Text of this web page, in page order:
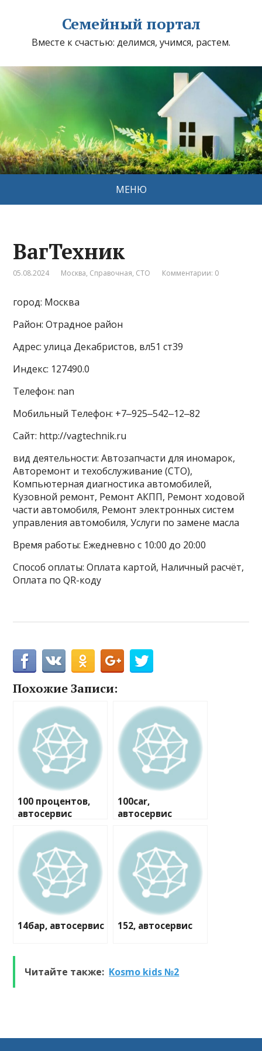
Семейный портал
Вместе к счастью: делимся, учимся, растем.
МЕНЮ
ВагТехник
05.08.2024 Москва, Справочная, СТО Комментарии: 0
город: Москва
Район: Отрадное район
Адрес: улица Декабристов, вл51 ст39
Индекс: 127490.0
Телефон: nan
Мобильный Телефон: +7‒925‒542‒12‒82
Сайт: http://vagtechnik.ru
вид деятельности: Автозапчасти для иномарок,
Авторемонт и техобслуживание (СТО),
Компьютерная диагностика автомобилей,
Кузовной ремонт, Ремонт АКПП, Ремонт ходовой
части автомобиля, Ремонт электронных систем
управления автомобиля, Услуги по замене масла
Время работы: Ежедневно с 10:00 до 20:00
Способ оплаты: Оплата картой, Наличный расчёт,
Оплата по QR-коду
Похожие Записи:
100 процентов,
автосервис
100car,
автосервис
14бар, автосервис 152, автосервис
Читайте также: Kosmo kids №2